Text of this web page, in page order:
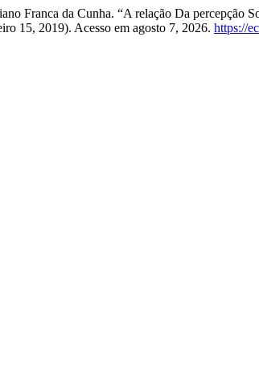
Franca da Cunha. “A relação Da percepção
15, 2019). Acesso em agosto 7, 2026. https://